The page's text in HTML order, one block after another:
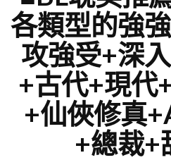
各類型的強
攻強受+深
+古代+現代
+仙俠修真
+總裁+